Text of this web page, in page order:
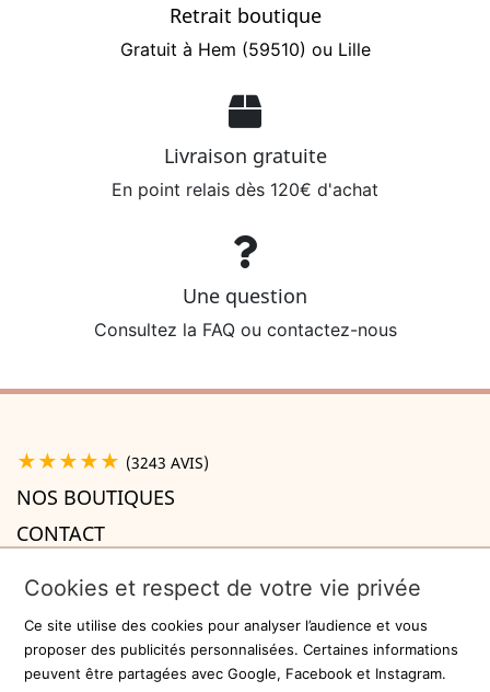
Retrait boutique
Gratuit à Hem (59510) ou Lille
Livraison gratuite
En point relais dès 120€ d'achat
Une question
Consultez la FAQ ou contactez-nous
★★★★★ (3243 AVIS)
NOS BOUTIQUES
CONTACT
INFORMATIONS
Recevez la newsletter
Cookies et respect de votre vie privée
Ce site utilise des cookies pour analyser l’audience et vous
proposer des publicités personnalisées. Certaines informations
peuvent être partagées avec Google, Facebook et Instagram.